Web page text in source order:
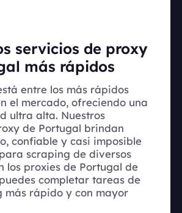
servicios de proxy
más rápidos
entre los más rápidos
el mercado, ofreciendo una
ultra alta. Nuestros
de Portugal brindan
confiable y casi imposible
scraping de diversos
los proxies de Portugal de
completar tareas de
más rápido y con mayor